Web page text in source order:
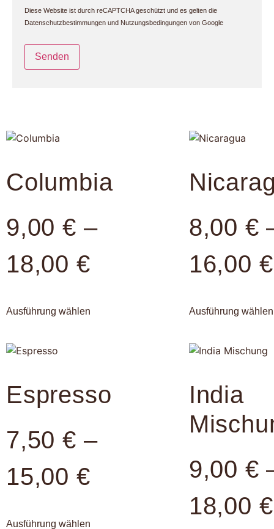
Diese Website ist durch reCAPTCHA geschützt und es gelten die
Datenschutzbestimmungen und Nutzungsbedingungen von Google
Columbia
9,00 € –
18,00 €
Ausführung wählen
8,00 €
16,00 €
Ausführung wählen
Espresso
7,50 € –
15,00 €
Ausführung wählen
India
9,00 €
18,00 €